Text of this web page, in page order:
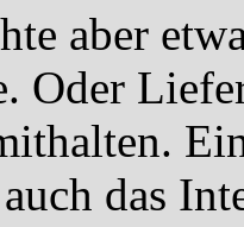
aber
Oder
das